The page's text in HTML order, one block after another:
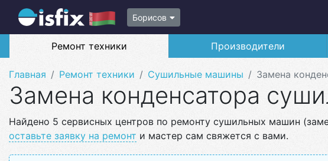
Борисов
Ремонт техники Производители
Главная Ремонт техники Сушильные машины Замена
Замена конденсатора
Найдено 5 сервисных центров по ремонту сушильных машин
оставьте заявку на ремонт и мастер сам свяжется с вами.